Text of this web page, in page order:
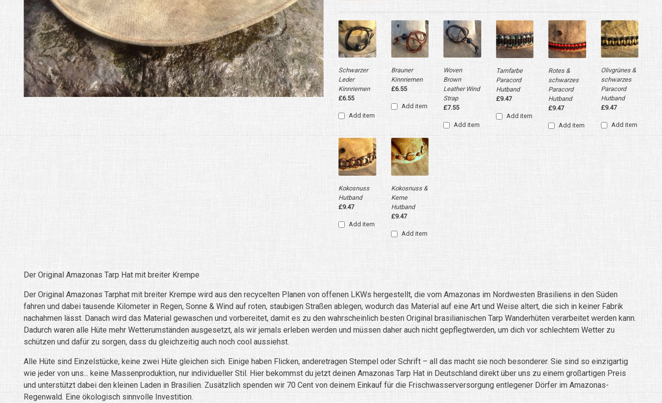
Schwarzer
Leder
Kinnriemen
£6.55
Add item
Brauner
Kinnriemen
£6.55
Add item
Woven
Brown
Leather Wind
Strap
£7.55
Add item
Tarnfarbe
Paracord
Hutband
£9.47
Add item
Rotes &
schwarzes
Paracord
Hutband
£9.47
Add item
Olivgrünes &
schwarzes
Paracord
Hutband
£9.47
Add item
Kokosnuss
Hutband
£9.47
Add item
Kokosnuss &
Kerne
Hutband
£9.47
Add item
Der Original Amazonas Tarp Hat mit breiter Krempe
Der Original Amazonas Tarphat mit breiter Krempe wird aus den recycelten Planen von offenen LKWs hergestellt, die vom Amazonas im Nordwesten Brasiliens in den Süden
fahren und dabei tausende Kilometer in Regen, Sonne & Wind auf roten, staubigen Straßen ablegen, wodurch das Material auf eine Art und Weise altert, die sich in keiner Fabrik
nachahmen lässt. Danach wird das Material gewaschen und vorbereitet, damit es zu den wahrscheinlich besten Original brasilianischen Tarp Wanderhüten verarbeitet werden kann.
Dadurch waren alle Hüte mehr Wetterumständen ausgesetzt, als wir jemals erleben werden und müssen daher auch nicht gepflegtwerden, um dich vor schlechtem Wetter zu
schützen und dafür zu sorgen, dass du gleichzeitig auch noch cool aussiehst.
Alle Hüte sind Einzelstücke, keine zwei Hüte gleichen sich. Einige haben Flicken, anderetragen Stempel oder Schrift – all das macht sie noch besonderer. Sie sind so einzigartig
wie jeder von uns... keine Massenproduktion, nur individueller Stil. Hier bekommst du jetzt deinen Amazonas Tarp Hat in Deutschland direkt über uns zu einem großartigen Preis
und unterstützt dabei den kleinen Laden in Brasilien. Zusätzlich spenden wir 70 Cent von deinem Einkauf für die Frischwasserversorgung entlegener Dörfer im Amazonas-
Regenwald. Eine ökologisch sinnvolle Investition.